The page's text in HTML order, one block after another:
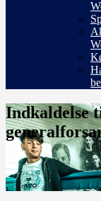
Indkaldelse